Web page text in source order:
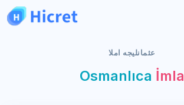
عثمانليجه املا
Osmanlıca İmla